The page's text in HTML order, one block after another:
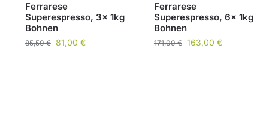
Ferrarese
Superespresso, 3x 1kg
Bohnen
85,50€ 81,00 €
Ferrarese
Superespresso, 6x 1kg
Bohnen
171,00€ 163,00 €